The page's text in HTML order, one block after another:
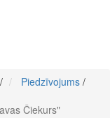
/ Piedzīvojums /
Čiekurs"